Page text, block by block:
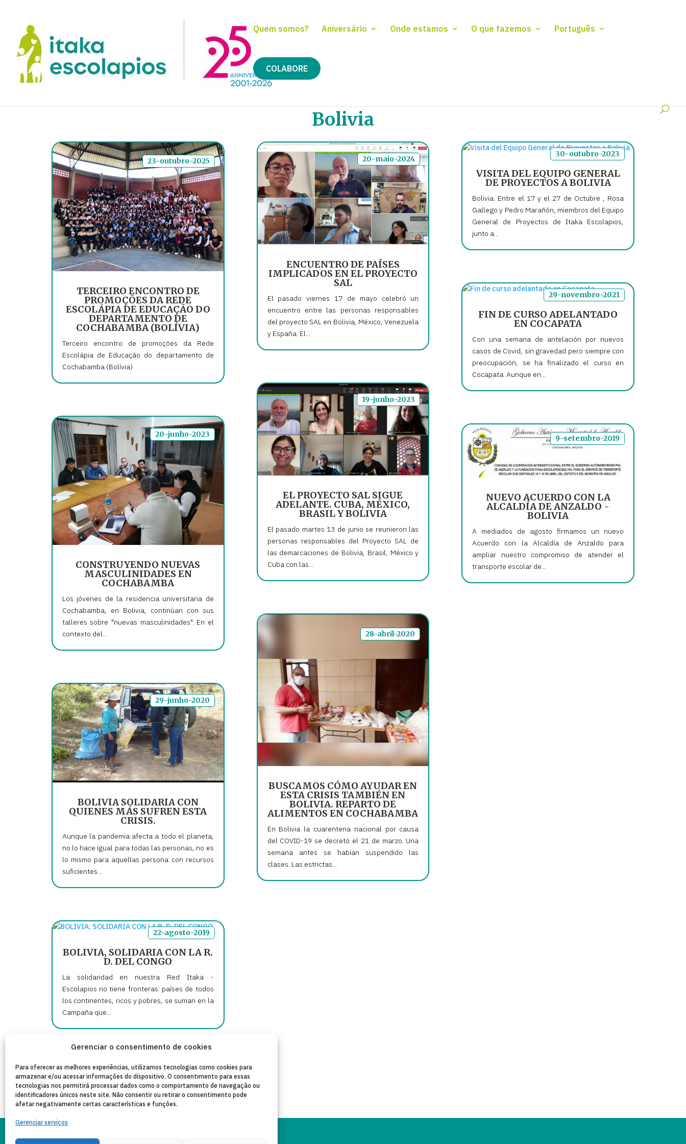
Gerenciar o consentimento de cookies
Para oferecer as melhores experiências, utilizamos tecnologias como cookies para
armazenar e/ou acessar informações do dispositivo. O consentimento para essas
tecnologias nos permitirá processar dados como o comportamento de navegação ou
identificadores únicos neste site. Não consentir ou retirar o consentimento pode
afetar negativamente certas características e funções.
Gerenciar serviços
Quem somos? Aniversário Onde estamos O que fazemos Português
COLABORE
Bolivia
TERCEIRO ENCONTRO DE
PROMOÇÕES DA REDE
ESCOLÁPIA DE EDUCAÇÃO DO
DEPARTAMENTO DE
COCHABAMBA (BOLÍVIA)
23-outubro-2025
Terceiro encontro de promoções da Rede
Escolápia de Educação do departamento de
Cochabamba (Bolívia)
CONSTRUYENDO NUEVAS
MASCULINIDADES EN
COCHABAMBA
20-junho-2023
Los jóvenes de la residencia universitaria de
Cochabamba, en Bolivia, continúan con sus
talleres sobre "nuevas masculinidades". En el
contexto del...
BOLIVIA SOLIDARIA CON
QUIENES MÁS SUFREN ESTA
CRISIS.
29-junho-2020
Aunque la pandemia afecta a todo el planeta,
no lo hace igual para todas las personas, no es
lo mismo para aquellas persona con recursos
suficientes...
BOLIVIA, SOLIDARIA CON LA R.
D. DEL CONGO
22-agosto-2019
La solidaridad en nuestra Red Itaka -
Escolapios no tiene fronteras: países de todos
los continentes, ricos y pobres, se suman en la
Campaña que...
ENCUENTRO DE PAÍSES
IMPLICADOS EN EL PROYECTO
SAL
20-maio-2024
El pasado viernes 17 de mayo celebró un
encuentro entre las personas responsables
del proyecto SAL en Bolivia, México, Venezuela
y España. El...
EL PROYECTO SAL SIGUE
ADELANTE. CUBA, MÉXICO,
BRASIL Y BOLIVIA
19-junho-2023
El pasado martes 13 de junio se reunieron las
personas responsables del Proyecto SAL de
las demarcaciones de Bolivia, Brasil, México y
Cuba con las...
BUSCAMOS CÓMO AYUDAR EN
ESTA CRISIS TAMBIÉN EN
BOLIVIA. REPARTO DE
ALIMENTOS EN COCHABAMBA
28-abril-2020
En Bolivia la cuarentena nacional por causa
del COVID-19 se decretó el 21 de marzo. Una
semana antes se habían suspendido las
clases. Las estrictas...
VISITA DEL EQUIPO GENERAL
DE PROYECTOS A BOLIVIA
30-outubro-2023
Bolivia. Entre el 17 y el 27 de Octubre , Rosa
Gallego y Pedro Marañón, miembros del Equipo
General de Proyectos de Itaka Escolapios,
junto a...
FIN DE CURSO ADELANTADO
EN COCAPATA
29-novembro-2021
Con una semana de antelación por nuevos
casos de Covid, sin gravedad pero siempre con
preocupación, se ha finalizado el curso en
Cocapata. Aunque en...
NUEVO ACUERDO CON LA
ALCALDÍA DE ANZALDO -
BOLIVIA
9-setembro-2019
A mediados de agosto firmamos un nuevo
Acuerdo con la Alcaldía de Anzaldo para
ampliar nuestro compromiso de atender el
transporte escolar de...
« Entradas Antigas